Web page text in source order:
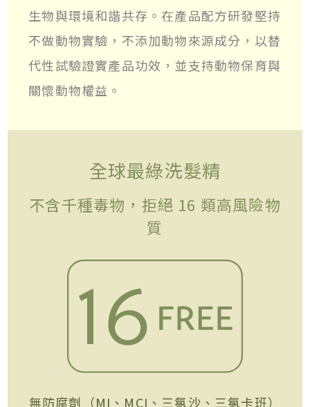
生物與環境和諧共存。在產品配方研發堅持
不做動物實驗，不添加動物來源成分，以替
代性試驗證實產品功效，並支持動物保育與
關懷動物權益。
全球最綠洗髮精
不含千種毒物，拒絕 16 類高風險物
質
無防腐劑（MI、MCI、三氯沙、三氯卡班）